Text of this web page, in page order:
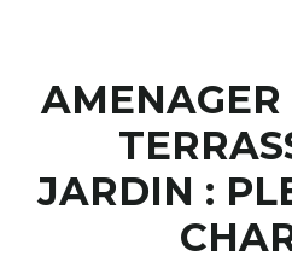
MAGAZINES
NOS THÈMES
STRADA’DATES
AMENAGER
JARDIN :